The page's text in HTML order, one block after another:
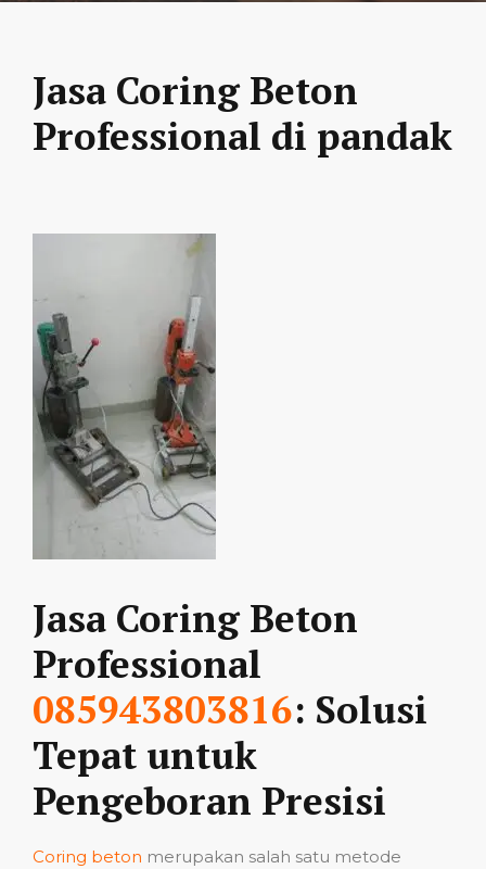
Jasa Coring Beton
Professional di pandak
Jasa Coring Beton
Professional
085943803816: Solusi
Tepat untuk
Pengeboran Presisi
Coring beton merupakan salah satu metode